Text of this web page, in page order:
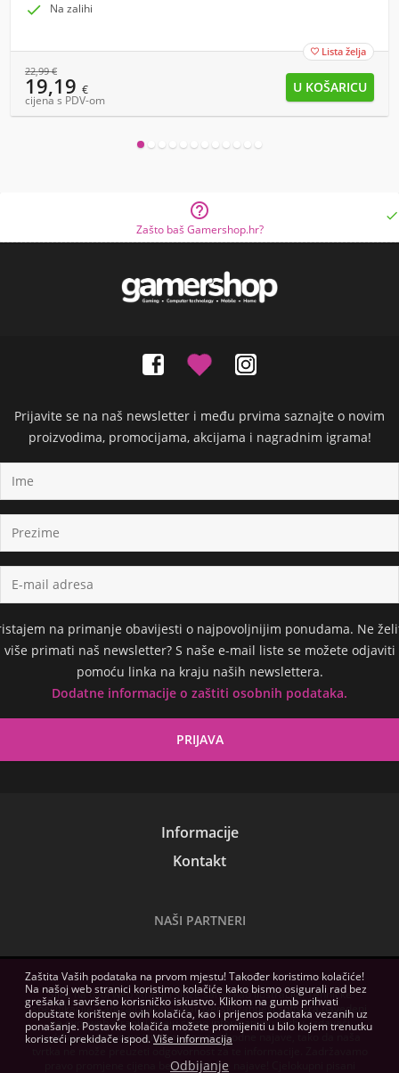
 Na zalihi
 Lista želja
22,99€
19,19 €
cijena s PDV-om

Zašto baš Gamershop.hr?

Prijavite se na naš newsletter i među prvima saznajte o novim
proizvodima, promocijama, akcijama i nagradnim igrama!
na primanje obavijesti o najpovoljnijim ponudama. Ne
više primati naš newsletter? S naše e-mail liste se možete odjaviti
pomoću linka na kraju naših newslettera.
Dodatne informacije o zaštiti osobnih podataka.
Informacije
Kontakt
NAŠI PARTNERI
Slike na ovoj web stranici služe samo kao ilustracija. Tehničke
specifikacije, sadržaji paketa i hardverski zahtjevi softvera navedeni
na ovoj web stranici imaju samo informativnu svrhu, izdavači
zadržavaju pravo na izmjene bez prethodne najave, tako da naša
pravo promjene cijena bez prethodne najave! Cjelokupni pisani
Zaštita Vaših podataka na prvom mjestu! Također koristimo kolačiće!
Na našoj web stranici koristimo kolačiće kako bismo osigurali rad bez
grešaka i savršeno korisničko iskustvo. Klikom na gumb prihvati
dopuštate korištenje ovih kolačića, kao i prijenos podataka vezanih uz
ponašanje. Postavke kolačića možete promijeniti u bilo kojem trenutku
koristeći prekidače ispod.Više informacija
Odbijanje